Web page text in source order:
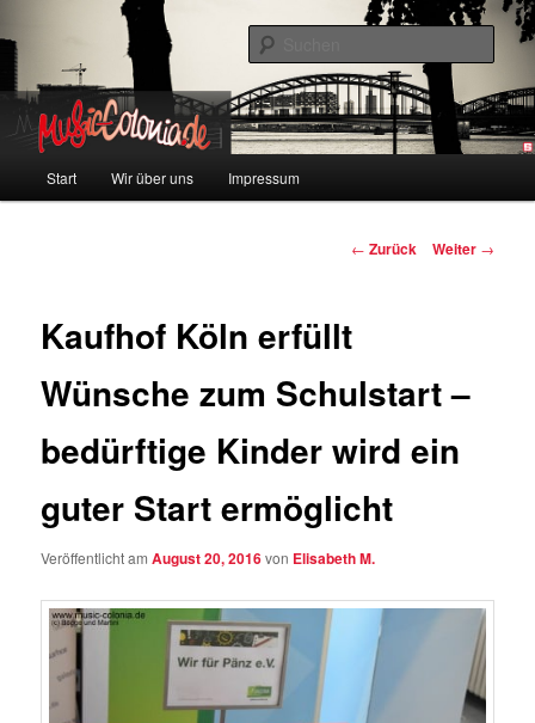
Inhalt
wechseln
music-colonia
Colonia und Musik!
Start Wir über uns Impressum
Beitragsnavigation
← Zurück Weiter →
Kaufhof Köln erfüllt
Wünsche zum Schulstart –
bedürftige Kinder wird ein
guter Start ermöglicht
Veröffentlicht amAugust 20, 2016von Elisabeth M.